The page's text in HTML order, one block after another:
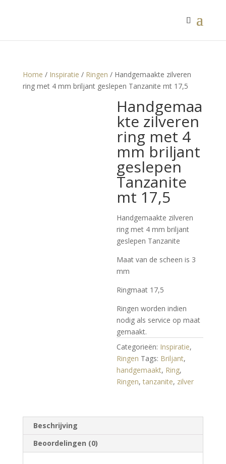
Home / Inspiratie / Ringen / Handgemaakte zilveren
ring met 4 mm briljant geslepen Tanzanite mt 17,5
Handgemaa
kte zilveren
ring met 4
mm briljant
geslepen
Tanzanite
mt 17,5
Handgemaakte zilveren
ring met 4 mm briljant
geslepen Tanzanite
Maat van de scheen is 3
mm
Ringmaat 17,5
Ringen worden indien
nodig als service op maat
gemaakt.
Categorieën: Inspiratie,
Ringen Tags: Briljant,
handgemaakt, Ring,
Ringen,tanzanite, zilver
Beschrijving
Beoordelingen (0)